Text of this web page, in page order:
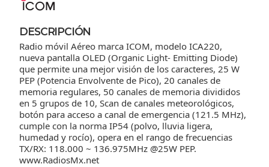
DESCRIPCIÓN
Radio móvil Aéreo marca ICOM, modelo ICA220,
nueva pantalla OLED (Organic Light- Emitting Diode)
que permite una mejor visión de los caracteres, 25 W
PEP (Potencia Envolvente de Pico), 20 canales de
memoria regulares, 50 canales de memoria divididos
en 5 grupos de 10, Scan de canales meteorológicos,
botón para acceso a canal de emergencia (121.5 MHz),
cumple con la norma IP54 (polvo, lluvia ligera,
humedad y rocío), opera en el rango de frecuencias
TX/RX: 118.000 ~ 136.975MHz @25W PEP.
www.RadiosMx.net